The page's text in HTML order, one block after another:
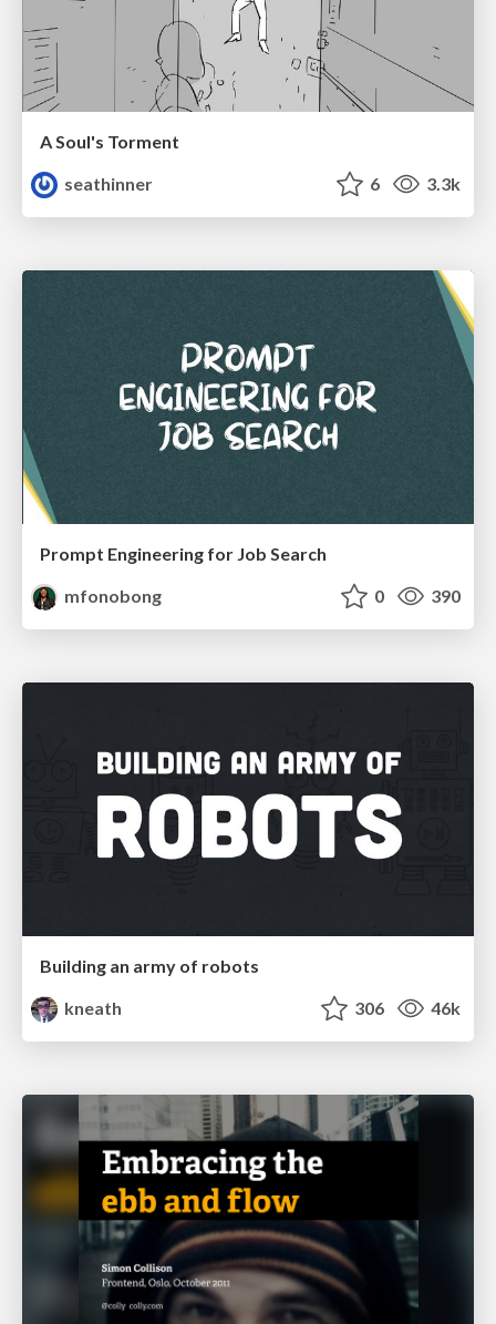
A Soul's Torment
seathinner
6 3.3k
Prompt Engineering for Job Search
mfonobong
0 390
Building an army of robots
kneath
306 46k